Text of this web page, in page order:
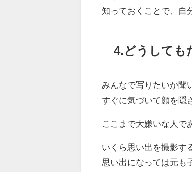
知っておくことで、自
4.どうしても
みんなで写りたいか聞
すぐに気づいて顔を隠
ここまで大嫌いな人で
いくら思い出を撮影す
思い出になっては元も